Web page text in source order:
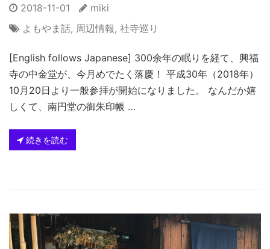
2018-11-01
miki
よもやま話, 周辺情報, 社寺巡り
[English follows Japanese] 300余年の眠りを経て、興福
寺の中金堂が、今月めでたく落慶！ 平成30年（2018年）
10月20日より一般参拝が開始になりました。 なんだか嬉
しくて、南円堂の御朱印帳 …
続きを読む